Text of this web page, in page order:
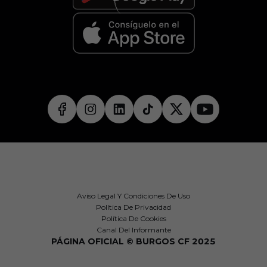
Aviso Legal Y Condiciones De Uso
Política De Privacidad
Política De Cookies
Canal Del Informante
PÁGINA OFICIAL © BURGOS CF 2025